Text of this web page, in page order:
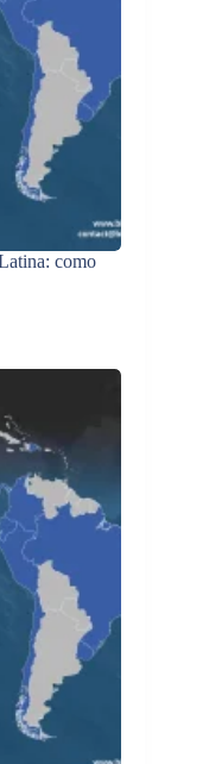
como